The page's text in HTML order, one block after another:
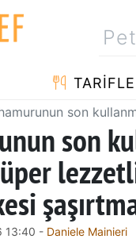
son
son
13:40 - Daniele Mainieri